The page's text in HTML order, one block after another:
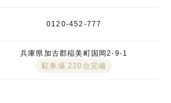
0120-452-777
兵庫県加古郡稲美町国岡2-9-1
駐車場 220台完備